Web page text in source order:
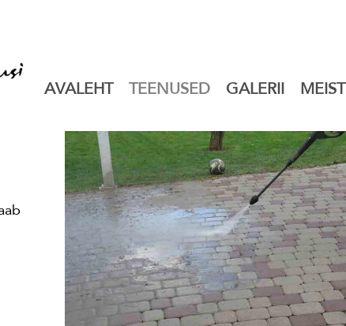
AVALEHT TEENUSED GALERII MEIST